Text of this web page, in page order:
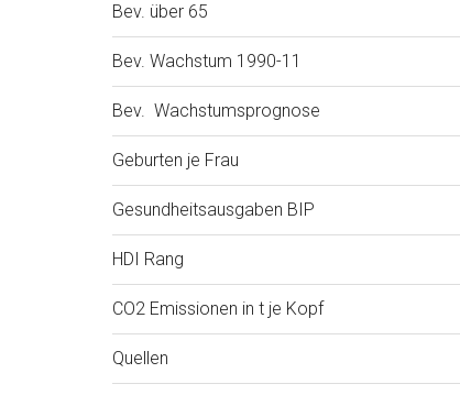
Bev. über 65
Bev. Wachstum 1990-11
Bev. Wachstumsprognose
Geburten je Frau
Gesundheitsausgaben BIP
HDI Rang
CO2 Emissionen in t je Kopf
Quellen